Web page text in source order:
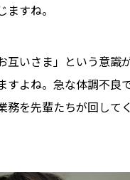
すね。
互いさま」という意識
すよね。急な体調不良
務を先輩たちが回して